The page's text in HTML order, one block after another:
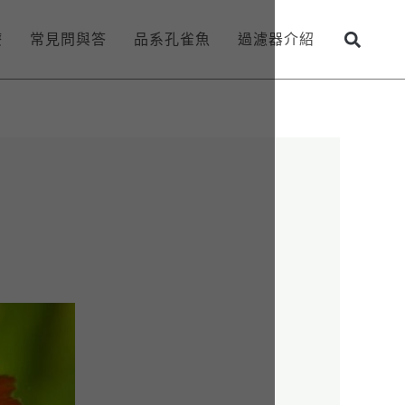
常見問與答 品系孔雀魚 過濾器介紹